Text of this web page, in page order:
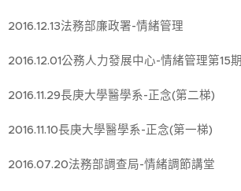
2016.12.13法務部廉政署-情緒管理
2016.12.01公務人力發展中心-情緒管理第15期
2016.11.29長庚大學醫學系-正念(第二梯)
2016.11.10長庚大學醫學系-正念(第一梯)
2016.07.20法務部調查局-情緒調節講堂